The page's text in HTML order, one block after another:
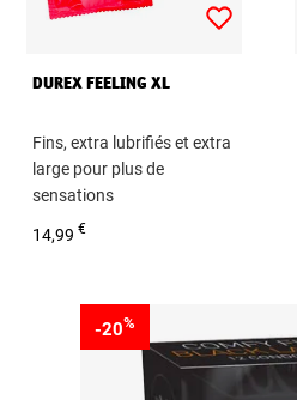
DUREX FEELING XL
Fins, extra lubrifiés et extra
large pour plus de
sensations
Boîte de 10,12 préservatifs
14,99€
-20%